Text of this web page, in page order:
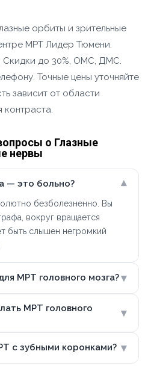
орбиты и зрительные
МРТ Лидер Тюмени.
Скидки до 30%, ОМС, ДМС.
Точные цены уточняйте
зависит от области
контраста.
о Глазные
нервы
— это больно? ▾
безболезненно. Вы
вокруг вращается
быть слышен негромкий
МРТ головного мозга?▾
МРТ головного
▾
с зубными коронками? ▾